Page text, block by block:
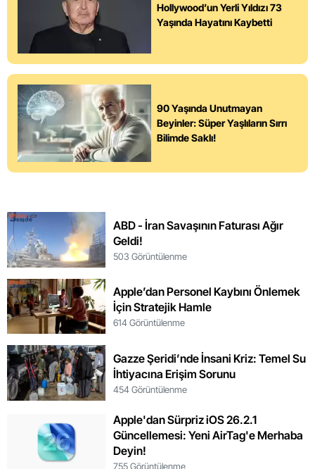
Hollywood’un Yerli Yıldızı 73
Yaşında Hayatını Kaybetti
90 Yaşında Unutmayan
Beyinler: Süper Yaşlıların Sırrı
Bilimde Saklı!
ABD - İran Savaşının Faturası Ağır
Geldi!
503 Görüntülenme
Apple’dan Personel Kaybını Önlemek
İçin Stratejik Hamle
614 Görüntülenme
Gazze Şeridi’nde İnsani Kriz: Temel Su
İhtiyacına Erişim Sorunu
454 Görüntülenme
Apple'dan Sürpriz iOS 26.2.1
Güncellemesi: Yeni AirTag'e Merhaba
Deyin!
755 Görüntülenme